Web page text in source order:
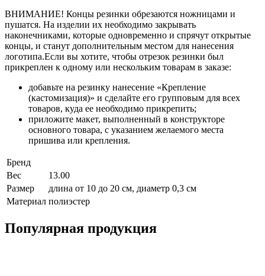
ВНИМАНИЕ! Концы резинки обрезаются ножницами и
пушатся. На изделии их необходимо закрывать
наконечниками, которые одновременно и спрячут открытые
концы, и станут дополнительным местом для нанесения
логотипа.Если вы хотите, чтобы отрезок резинки был
прикреплен к одному или нескольким товарам в заказе:
добавьте на резинку нанесение «Крепление
(кастомизация)» и сделайте его групповым для всех
товаров, куда ее необходимо прикрепить;
приложите макет, выполненный в конструкторе
основного товара, с указанием желаемого места
пришива или крепления.
Бренд
Вес
13.00
Размер
длина от 10 до 20 см, диаметр 0,3 см
Материал полиэстер
Популярная продукция